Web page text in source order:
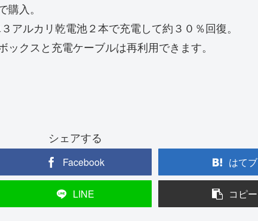
入。
アルカリ乾電池２本で充電して約３０％回復。
クスと充電ケーブルは再利用できます。
シェアする
Facebook はてブ
LINE コピー